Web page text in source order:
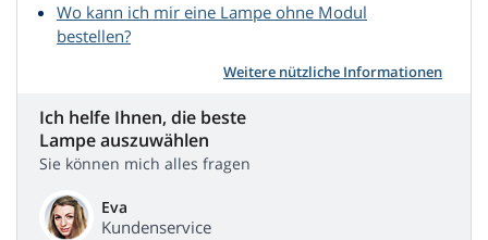
Wo kann ich mir eine Lampe ohne Modul
bestellen?
Weitere nützliche Informationen
Ich helfe Ihnen, die beste
Lampe auszuwählen
Sie können mich alles fragen
Eva
Kundenservice